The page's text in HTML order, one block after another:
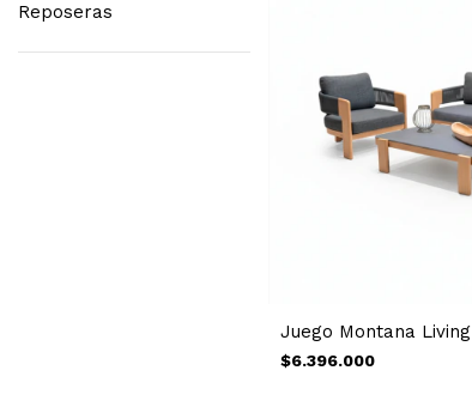
Reposeras
Juego Montana Living
$6.396.000